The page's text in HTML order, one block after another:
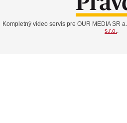
Kompletný video servis pre OUR MEDIA SR
s.r.o..